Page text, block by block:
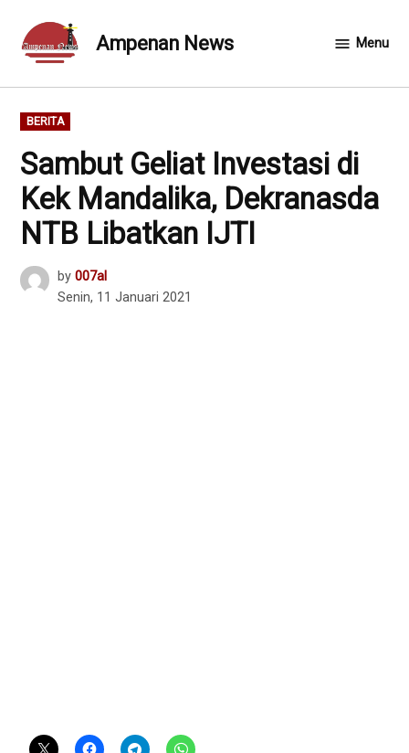
content
Ampenan News Menu
POSTED
IN
BERITA
Sambut Geliat Investasi di
Kek Mandalika, Dekranasda
NTB Libatkan IJTI
by 007al
Senin, 11 Januari 2021